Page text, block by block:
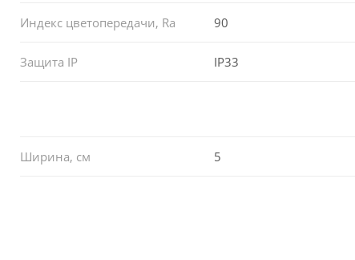
Индекс цветопередачи, Ra 90
Защита IP IP33
Ширина, см 5